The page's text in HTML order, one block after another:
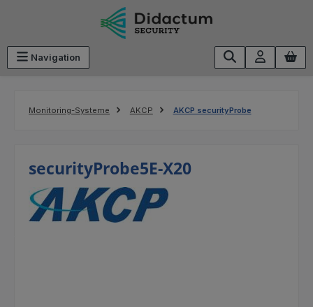
Zum Hauptinhalt springen
Navigation
Monitoring-Systeme AKCP AKCP securityProbe
securityProbe5E-X20